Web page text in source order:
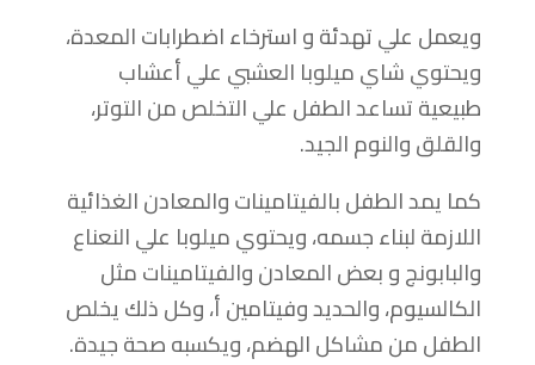
ويعمل علي تهدئة و استرخاء اضطرابات المعدة،
ويحتوي شاي ميلوبا العشبي علي أعشاب
طبيعية تساعد الطفل علي التخلص من التوتر،
والقلق والنوم الجيد.
كما يمد الطفل بالفيتامينات والمعادن الغذائية
اللازمة لبناء جسمه، ويحتوي ميلوبا علي النعناع
والبابونج و بعض المعادن والفيتامينات مثل
الكالسيوم، والحديد وفيتامين أ، وكل ذلك يخلص
الطفل من مشاكل الهضم، ويكسبه صحة جيدة.